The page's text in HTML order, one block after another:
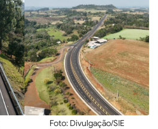
Foto: Divulgação/SIE